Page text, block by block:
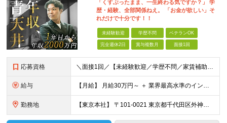
「くすぶったまま、一生終わる気ですか？」 学
歴・経験、全部関係ねえ。 「お金が欲しい」そ
れだけで十分です！！
未経験歓迎 学歴不問 ベテランOK
完全週休2日 賞与複数月 面接1回
応募資格 ＼面接1回／【未経験歓迎／学歴不問／家賃補助あり】 社会人デビューや＆収入アップを実現したい方 人柄を重視した採用を行っています。 書類選考は厳格ではなく、面接は基本1回！スピーディに選考を進めてい
給与 【月給】 月給30万円～ ＋ 業界最高水準のインセンティブ ＋ 各種手当 「稼がせたい」という会社の想いから、還元率は粗利の10～28％に設定。 頑張りがそのまま月収に直結する、嘘のない給与体系です
勤務地 【東京本社】 〒101-0021 東京都千代田区外神田5-2-3 ┗最寄駅：御徒町駅／秋葉原駅 ┗受動喫煙対策：屋内禁煙 ■その他：神奈川県、埼玉県、千葉県や全国への出張もあり ※転居を伴う転勤は